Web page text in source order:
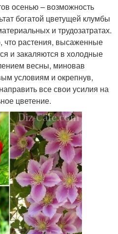
осенью – возможность
богатой цветущей клумбы
и трудозатратах.
что растения, высаженные
и закаляются в холодные
весны, миновав
условиям и окрепнув,
все свои усилия на
цветение.